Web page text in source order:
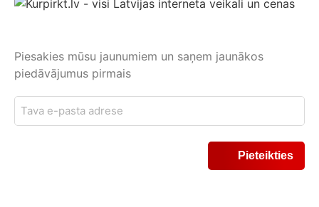
Piesakies mūsu jaunumiem un saņem jaunākos
piedāvājumus pirmais